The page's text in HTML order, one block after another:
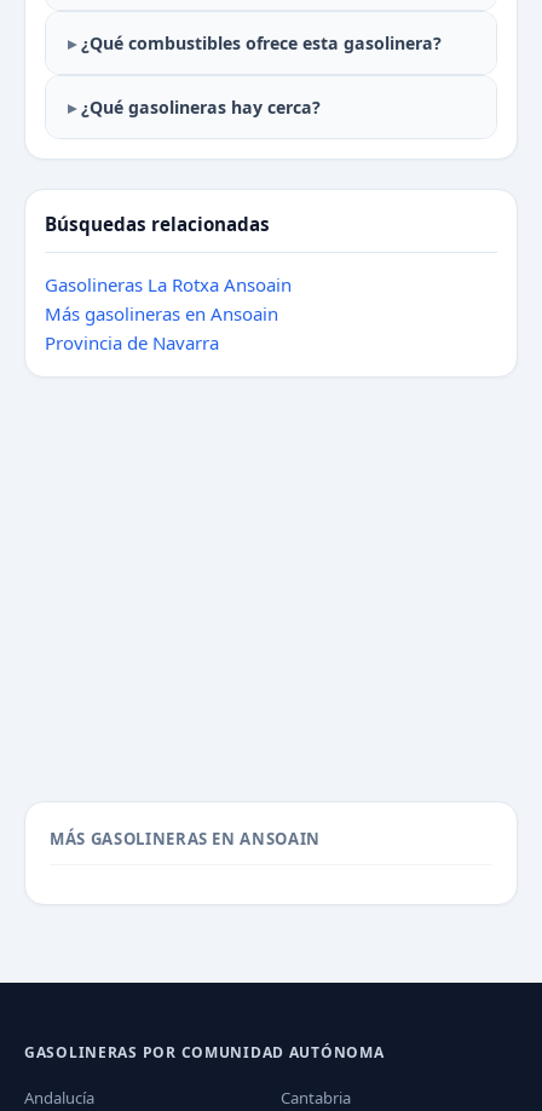
¿Qué combustibles ofrece esta gasolinera?
¿Qué gasolineras hay cerca?
Búsquedas relacionadas
Gasolineras La Rotxa Ansoain
Más gasolineras en Ansoain
Provincia de Navarra
MÁS GASOLINERAS EN ANSOAIN
GASOLINERAS POR COMUNIDAD AUTÓNOMA
Andalucía
Cantabria